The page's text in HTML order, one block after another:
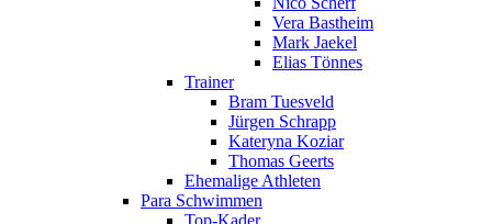
Vera Bastheim
Mark Jaekel
Elias Tönnes
Trainer
Bram Tuesveld
Jürgen Schrapp
Kateryna Koziar
Thomas Geerts
Ehemalige Athleten
Para Schwimmen
Top-Kader